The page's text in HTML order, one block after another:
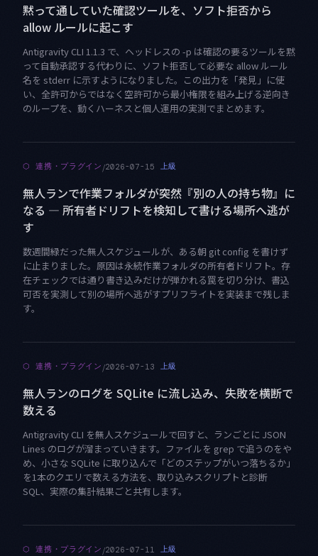
黙って通していた確認ツールを、ソフト拒否から
allow ルールに起こす
Antigravity CLI 1.1.3 で、ヘッドレスの -p は確認の要るツールを黙
って自動承認する代わりに、ソフト拒否して必要な allow ルール
名を stderr に示すようになりました。この出力を「発見」に使
い、全許可からではなく空許可から最小権限を組み上げる逆向き
のループを、動くハーネスと個人運用の実測でまとめます。
⬡ 連携・プラグイン /2026-07-15 上級
無人ランで作業フォルダが突然『別の人の持ち物』に
なる — 所有者ドリフトを検知して書ける場所へ逃が
す
数週間緑だった無人スケジュールが、ある朝 git config を書けず
に止まりました。原因は永続作業フォルダの所有者ドリフト。存
在チェックでは通り書き込みだけが弾かれる罠を切り分け、書込
可否を実測して別の場所へ逃がすプリフライトを実装まで残しま
す。
⬡ 連携・プラグイン /2026-07-13 上級
無人ランのログを SQLite に流し込み、失敗を横断で
数える
Antigravity CLI を無人スケジュールで回すと、ランごとに JSON
Lines のログが溜まっていきます。ファイルを grep で追うのをや
め、小さな SQLite に取り込んで「どのステップがいつ落ちるか」
を1本のクエリで数える方法を、取り込みスクリプトと診断
SQL、実際の集計結果ごと共有します。
⬡ 連携・プラグイン /2026-07-11 上級